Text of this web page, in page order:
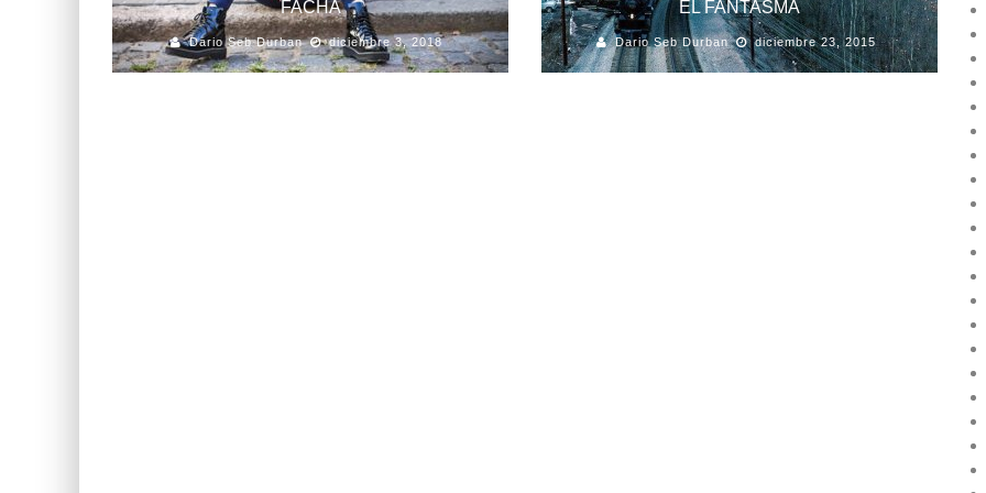
FACHA
Dario Seb Durban diciembre 3, 2018
EL FANTASMA
Dario Seb Durban diciembre 23, 2015